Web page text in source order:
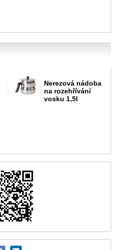
Nerezová nádoba
na rozehřívání
vosku 1,5l